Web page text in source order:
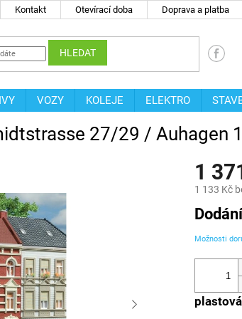
Kontakt Otevírací doba Doprava a platba
HLEDAT
VOZY KOLEJE ELEKTRO
27/29 / Auhagen
1
1 133 Kč
Měrná
cena:
Možnosti